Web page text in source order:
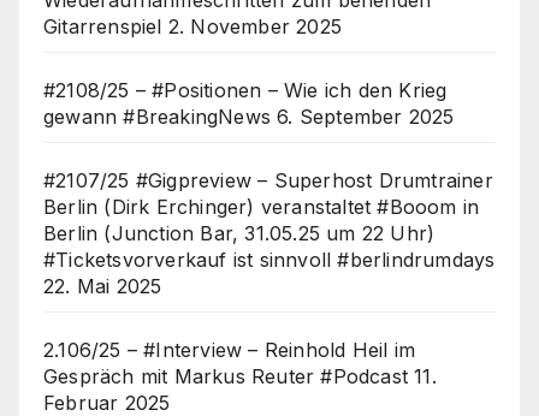
Gitarrenspiel 2. November 2025
#2108/25 – #Positionen – Wie ich den Krieg
gewann #BreakingNews 6. September 2025
#2107/25 #Gigpreview – Superhost Drumtrainer
Berlin (Dirk Erchinger) veranstaltet #Booom in
Berlin (Junction Bar, 31.05.25 um 22 Uhr)
#Ticketsvorverkauf ist sinnvoll #berlindrumdays
22. Mai 2025
2.106/25 – #Interview – Reinhold Heil im
Gespräch mit Markus Reuter #Podcast 11.
Februar 2025